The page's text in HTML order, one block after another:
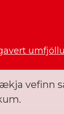
vefinn